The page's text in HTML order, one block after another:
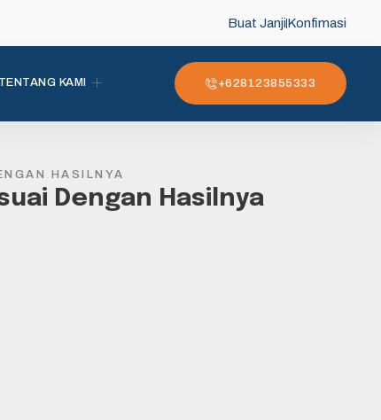
Buat JanjiKonfimasi
TENTANG KAMI +628123855333
HASILNYA
Dengan Hasilnya